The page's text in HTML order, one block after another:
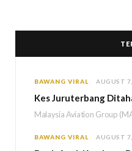
BAWANG VIRAL AUGUST
BAWANG VIRAL AUGUST